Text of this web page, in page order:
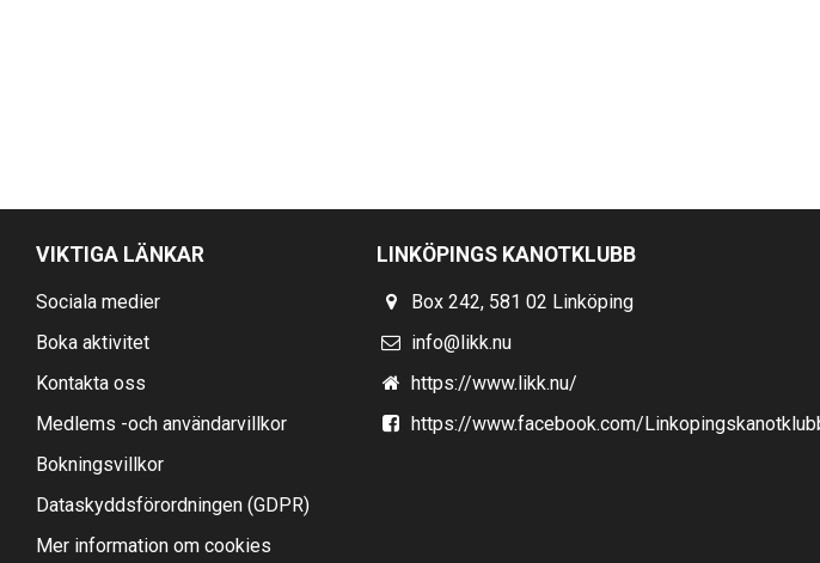
VIKTIGA LÄNKAR
Sociala medier
Boka aktivitet
Kontakta oss
Medlems -och användarvillkor
Bokningsvillkor
Dataskyddsförordningen (GDPR)
Mer information om cookies
LINKÖPINGS KANOTKLUBB
Box 242, 581 02 Linköping
info@likk.nu
https://www.likk.nu/
https://www.facebook.com/